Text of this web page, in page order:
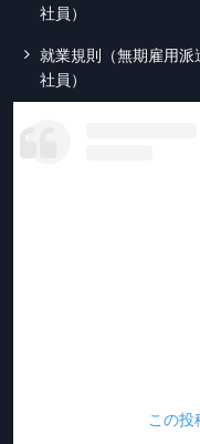
社員）
就業規則（無期雇用派
社員）
この